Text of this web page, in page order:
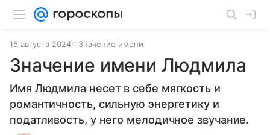
15 августа 2024 Значение имени
Значение имени Людмила
Имя Людмила несет в себе мягкость и
романтичность, сильную энергетику и
податливость, у него мелодичное звучание.